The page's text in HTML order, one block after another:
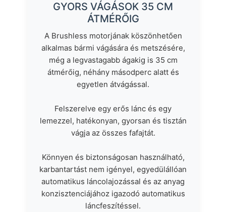
GYORS VÁGÁSOK 35 CM
ÁTMÉRŐIG
A Brushless motorjának köszönhetően
alkalmas bármi vágására és metszésére,
még a legvastagabb ágakig is 35 cm
átmérőig, néhány másodperc alatt és
egyetlen átvágással.
Felszerelve egy erős lánc és egy
lemezzel, hatékonyan, gyorsan és tisztán
vágja az összes fafajtát.
Könnyen és biztonságosan használható,
karbantartást nem igényel, egyedülállóan
automatikus láncolajozással és az anyag
konzisztenciájához igazodó automatikus
láncfeszítéssel.